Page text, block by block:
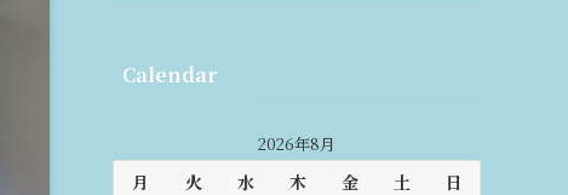
Calendar
2026年8月
月 火 水 木 金 土 日